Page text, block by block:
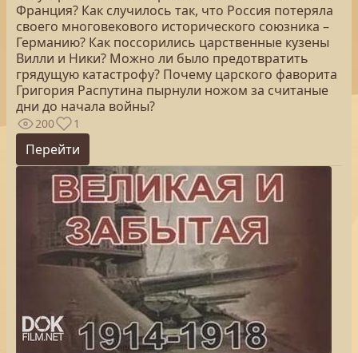
Франция? Как случилось так, что Россия потеряла
своего многовекового исторического союзника –
Германию? Как поссорились царственные кузены
Вилли и Ники? Можно ли было предотвратить
грядущую катастрофу? Почему царского фаворита
Григория Распутина пырнули ножом за считаные
дни до начала войны?
200 1
Перейти